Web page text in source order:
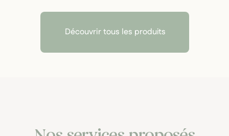
Découvrir tous les produits